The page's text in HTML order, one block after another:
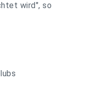
wird", so